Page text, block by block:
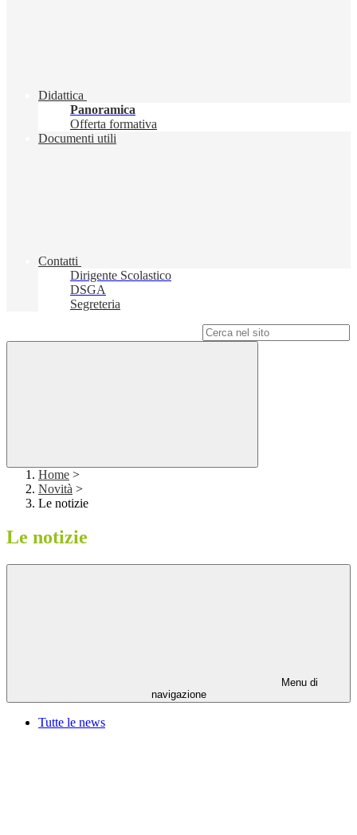
Didattica
Panoramica
Offerta formativa
Documenti utili
Contatti
Dirigente Scolastico
DSGA
Segreteria
Home >
Novità >
Le notizie
Le notizie
Menu di
navigazione
Tutte le news